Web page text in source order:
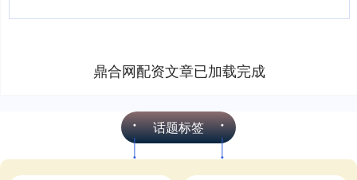
鼎合网配资文章已加载完成
话题标签